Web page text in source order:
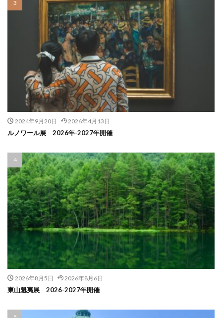
2024年9月20日 2026年4月13日
ルノワール展 2026年-2027年開催
2026年8月5日 2026年8月6日
東山魁夷展 2026-2027年開催